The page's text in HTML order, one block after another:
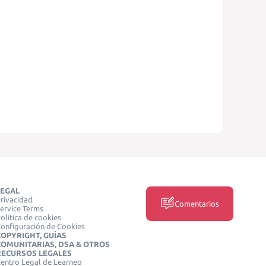
Terms
de cookies
de Cookies
GUÍAS
DSA & OTROS
LEGALES
Legal de Learneo
Comentarios